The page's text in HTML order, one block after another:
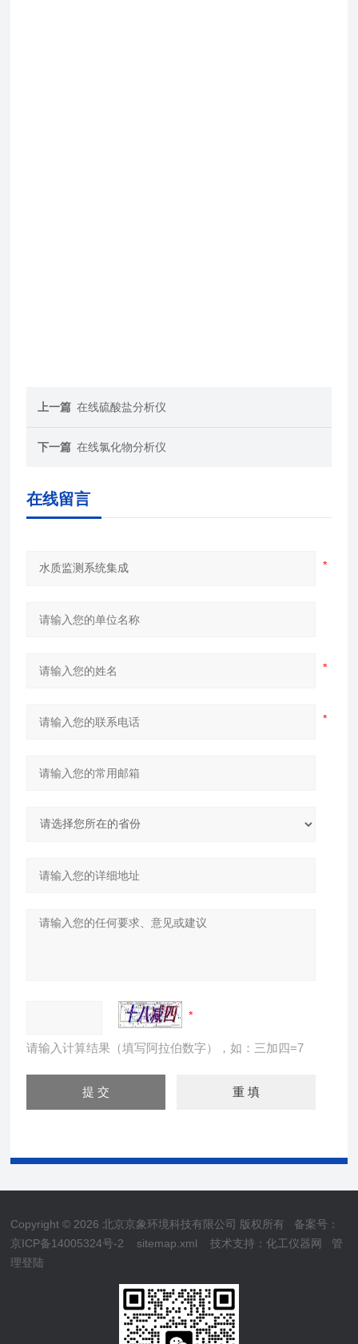
上一篇 在线硫酸盐分析仪
下一篇 在线氯化物分析仪
在线留言
请输入计算结果（填写阿拉伯数字），如：三加四=7
Copyright © 2026 北京京象环境科技有限公司 版权所有 备案号：
京ICP备14005324号-2
sitemap.xml 技术支持：化工仪器网
管
理登陆